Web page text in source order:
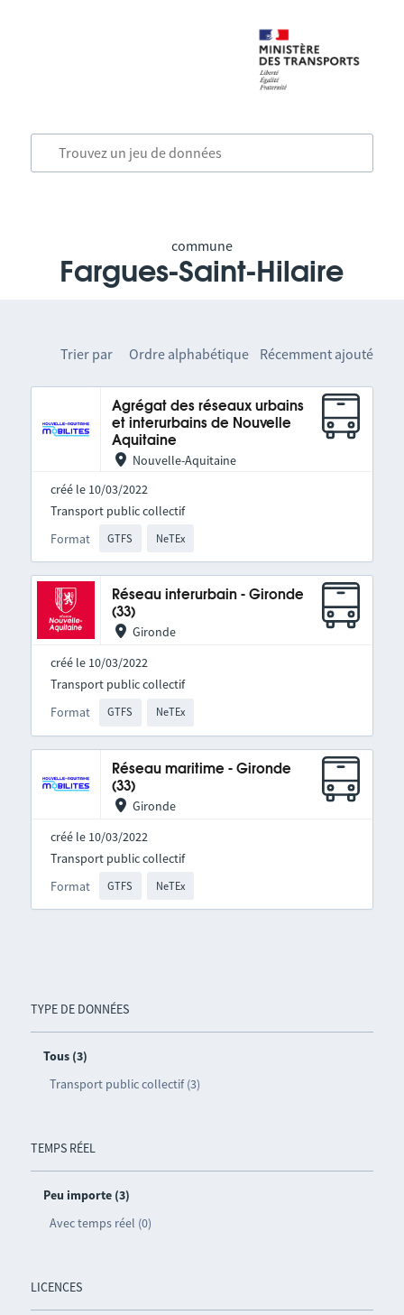
commune
Fargues-Saint-Hilaire
TYPE DE DONNÉES
Tous (3)
Transport public collectif (3)
TEMPS RÉEL
Peu importe (3)
Avec temps réel (0)
LICENCES
Trier par Ordre alphabétique Récemment ajouté
Agrégat des réseaux urbains
et interurbains de Nouvelle
Aquitaine
Nouvelle-Aquitaine
créé le 10/03/2022
Format GTFS NeTEx
Transport public collectif
Réseau interurbain - Gironde
(33)
Gironde
créé le 10/03/2022
Format GTFS NeTEx
Transport public collectif
Réseau maritime - Gironde
(33)
Gironde
créé le 10/03/2022
Format GTFS NeTEx
Transport public collectif